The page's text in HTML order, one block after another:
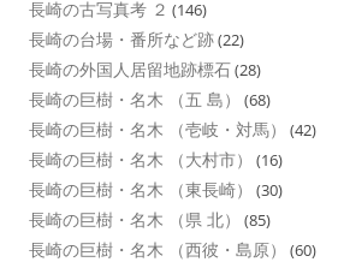
長崎の古写真考 ２ (146)
長崎の台場・番所など跡(22)
長崎の外国人居留地跡標石(28)
長崎の巨樹・名木 （五 島） (68)
長崎の巨樹・名木 （壱岐・対馬） (42)
長崎の巨樹・名木 （大村市） (16)
長崎の巨樹・名木 （東長崎） (30)
長崎の巨樹・名木 （県 北） (85)
長崎の巨樹・名木 （西彼・島原） (60)